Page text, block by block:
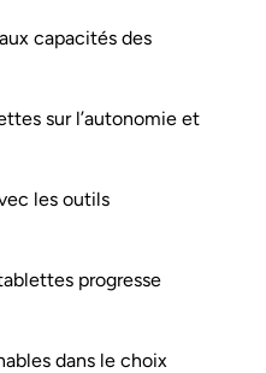
capacités des
sur l’autonomie et
les outils
progresse
dans le choix